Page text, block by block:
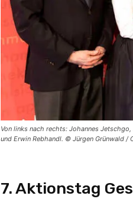
Von links nach rechts: Johannes
und Erwin Rebhandl. © Jürgen Grünwald /
7. Aktionstag